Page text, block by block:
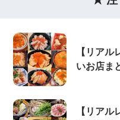
【リア
いお店ま
【リア